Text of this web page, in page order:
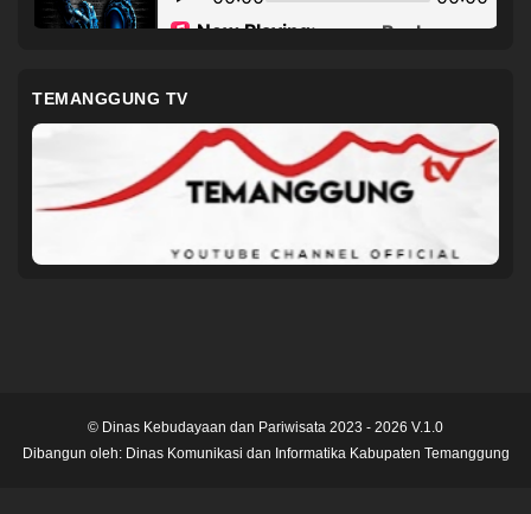
TEMANGGUNG TV
© Dinas Kebudayaan dan Pariwisata 2023 - 2026 V.1.0
Dibangun oleh: Dinas Komunikasi dan Informatika Kabupaten Temanggung